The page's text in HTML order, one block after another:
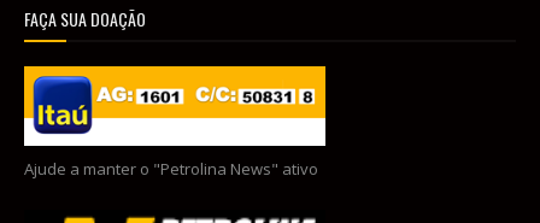
FAÇA SUA DOAÇÃO
Ajude a manter o "Petrolina News" ativo